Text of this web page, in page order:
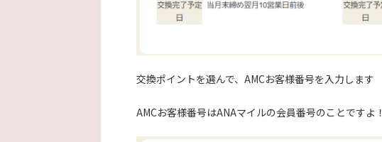
交換ポイントを選んで、AMCお客様番号を入力します
AMCお客様番号はANAマイルの会員番号のことですよ！